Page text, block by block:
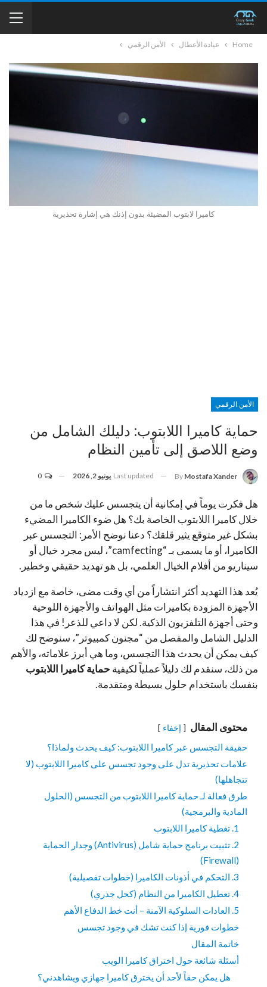
Home عيادة الأعطال الأمن الرقمي
كاميرا لابتوب المضيئة بدون إذنك هي إشارة تحذيرية
الأمن الرقمي
حماية كاميرا اللابتوب: دليلك الشامل من
وضع اللاصق إلى تأمين النظام
By Mostafa Xander
Last updated يونيو 2, 2026
هل فكرت يوماً في إمكانية أن يتجسس عليك شخص ما من
خلال كاميرا اللابتوب الخاصة بك؟ هل ضوء الكاميرا المضيء
بشكل غير متوقع يثير قلقك؟ دعنا نوضح الأمر: التجسس عبر
الكاميرا، أو ما يسمى بـ “camfecting”، ليس مجرد خيال أو
سيناريو من أفلام الخيال العلمي، بل هو تهديد حقيقي وخطير.
يُعد هذا التهديد أكثر انتشاراً من أي وقت مضى، خاصة مع ازدياد
الأجهزة المزودة بكاميرات مثل الهواتف والأجهزة اللوحية
وحتى أجهزة التلفزيون الذكية. لكن لا داعي للذعر! في هذا
الدليل الشامل والمفصل من “مجنون كمبيوتر”، سنوضح لك
كيف يمكن أن يحدث هذا التجسس، وما هي أبرز علاماته، والأهم
من ذلك، سنقدم لك دليلاً عملياً لكيفية حماية كاميرا اللابتوب
بنفسك باستخدام حلول بسيطة ومتقدمة.
محتوى المقال إخفاء
حقيقة التجسس عبر كاميرا اللابتوب: كيف يحدث ولماذا؟
علامات تحذيرية تدل على وجود تجسس على كاميرا اللابتوب (لا
تتجاهلها)
طرق فعالة لـ حماية كاميرا اللابتوب من التجسس (الحلول
المادية والبرمجية)
1. تغطية كاميرا اللابتوب
2. تثبيت برنامج حماية شامل (Antivirus) وجدار الحماية
(Firewall)
3. التحكم في أذونات الكاميرا (خطوات تفصيلية)
4. تعطيل الكاميرا من النظام (كحل جذري)
5. العادات السلوكية الآمنة – أنت خط الدفاع الأهم
خطوات فورية إذا كنت تشك في وجود تجسس
خاتمة المقال
أسئلة شائعة حول اختراق كاميرا الويب
هل يمكن حقاً لأحد أن يخترق كاميرا جهازي ويشاهدني؟